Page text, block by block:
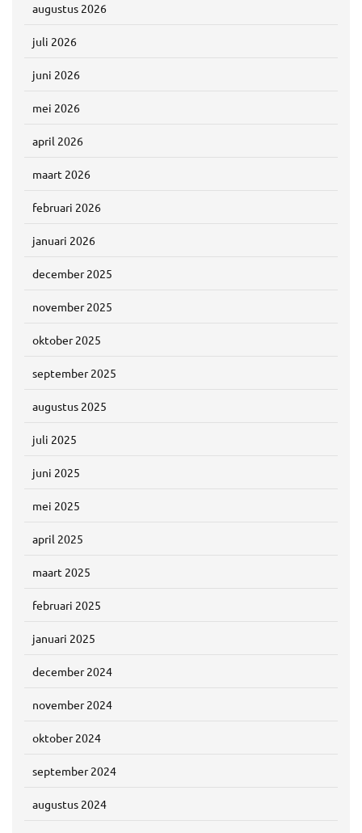
augustus 2026
juli 2026
juni 2026
mei 2026
april 2026
maart 2026
februari 2026
januari 2026
december 2025
november 2025
oktober 2025
september 2025
augustus 2025
juli 2025
juni 2025
mei 2025
april 2025
maart 2025
februari 2025
januari 2025
december 2024
november 2024
oktober 2024
september 2024
augustus 2024